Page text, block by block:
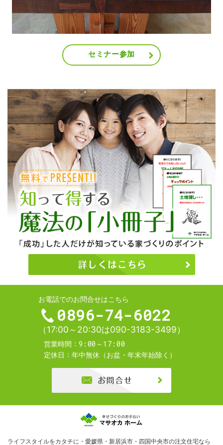
セミナー参加
お電話でのお問合せはこちら
0896-74-6022
（17:00～20:30は090-3183-3499）
営業時間 9:00～17:00
定休日 年中無休（お盆・年末年始除く）
ライフスタイルをカタチに・愛媛県・新居浜市・四国中央市の注文住宅なら